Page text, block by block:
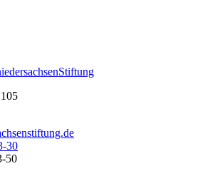
30
50